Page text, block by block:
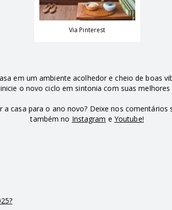
Via Pinterest
em um ambiente acolhedor e cheio de boas
o novo ciclo em sintonia com suas melhores
casa para o ano novo? Deixe nos comentários
também no Instagram e Youtube!